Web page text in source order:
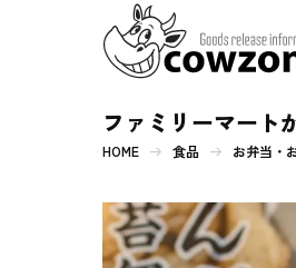
書 籍
ファミリーマート
HOME 食品 お弁当・